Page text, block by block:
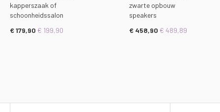
kapperszaak of
schoonheidssalon
€ 179,90 € 199,90
zwarte opbouw
speakers
€ 458,90 € 489,89